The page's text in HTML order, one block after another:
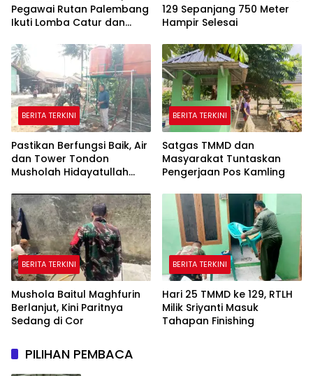
Pegawai Rutan Palembang
Ikuti Lomba Catur dan
129 Sepanjang 750 Meter
Hampir Selesai
BERITA TERKINI
Pastikan Berfungsi Baik, Air
dan Tower Tondon
Musholah Hidayatullah
BERITA TERKINI
Satgas TMMD dan
Masyarakat Tuntaskan
Pengerjaan Pos Kamling
BERITA TERKINI
Mushola Baitul Maghfurin
Berlanjut, Kini Paritnya
Sedang di Cor
BERITA TERKINI
Hari 25 TMMD ke 129, RTLH
Milik Sriyanti Masuk
Tahapan Finishing
PILIHAN PEMBACA